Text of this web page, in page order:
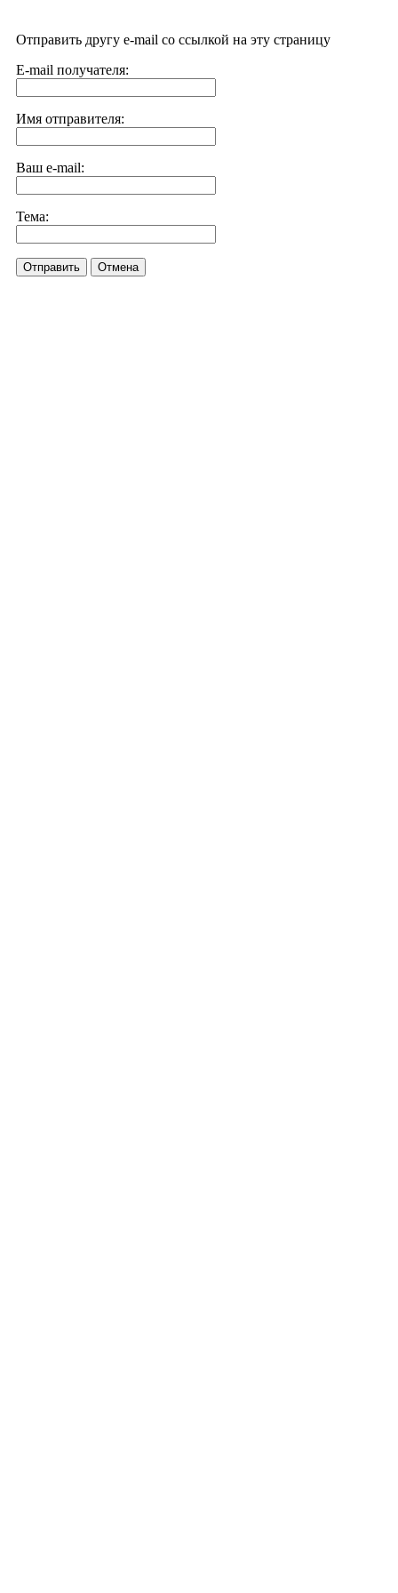
Отправить другу e-mail со ссылкой на эту страницу
E-mail получателя:
Имя отправителя:
Ваш e-mail:
Тема:
Отправить Отмена